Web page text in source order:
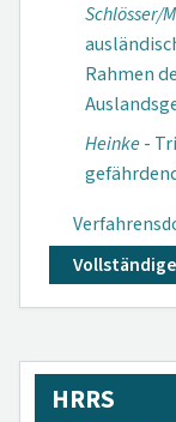
Schlösser/
Rahmen
Heinke-
HRRS